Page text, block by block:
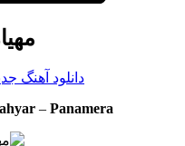
دانلود آهنگ
– Panamera